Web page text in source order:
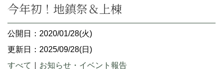
今年初！地鎮祭＆上棟
公開日：2020/01/28(火)
更新日：2025/09/28(日)
すべて
お知らせ・イベント報告